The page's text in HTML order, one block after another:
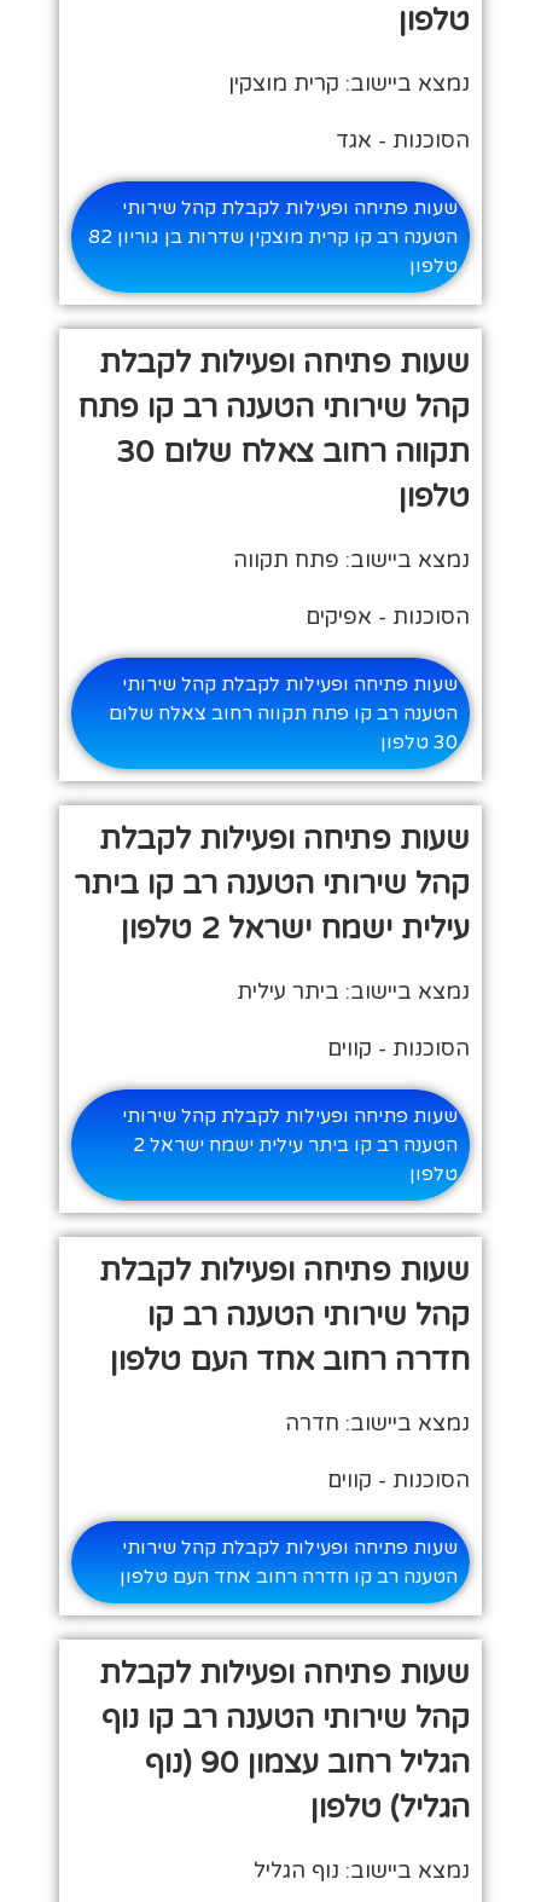
טלפון
נמצא ביישוב: קרית מוצקין
הסוכנות - אגד
שעות פתיחה ופעילות לקבלת קהל שירותי
הטענה רב קו קרית מוצקין שדרות בן גוריון 82
טלפון
שעות פתיחה ופעילות לקבלת
קהל שירותי הטענה רב קו פתח
תקווה רחוב צאלח שלום 30
טלפון
נמצא ביישוב: פתח תקווה
הסוכנות - אפיקים
שעות פתיחה ופעילות לקבלת קהל שירותי
הטענה רב קו פתח תקווה רחוב צאלח שלום
30 טלפון
שעות פתיחה ופעילות לקבלת
קהל שירותי הטענה רב קו ביתר
עילית ישמח ישראל 2 טלפון
נמצא ביישוב: ביתר עילית
הסוכנות - קווים
שעות פתיחה ופעילות לקבלת קהל שירותי
הטענה רב קו ביתר עילית ישמח ישראל 2
טלפון
שעות פתיחה ופעילות לקבלת
קהל שירותי הטענה רב קו
חדרה רחוב אחד העם טלפון
נמצא ביישוב: חדרה
הסוכנות - קווים
שעות פתיחה ופעילות לקבלת קהל שירותי
הטענה רב קו חדרה רחוב אחד העם טלפון
שעות פתיחה ופעילות לקבלת
קהל שירותי הטענה רב קו נוף
הגליל רחוב עצמון 90 (נוף
הגליל) טלפון
נמצא ביישוב: נוף הגליל